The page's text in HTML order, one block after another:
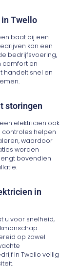
Twello
baat bij een
kan een
bedrijfsvoering,
comfort en
handelt snel en
storingen
elektricien ook
controles helpen
waardoor
worden
bovendien
in
u voor snelheid,
op zowel
in Twello veilig